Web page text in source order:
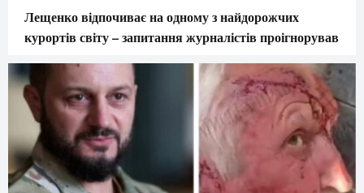
Лещенко відпочиває на одному з найдорожчих
курортів світу – запитання журналістів проігнорував